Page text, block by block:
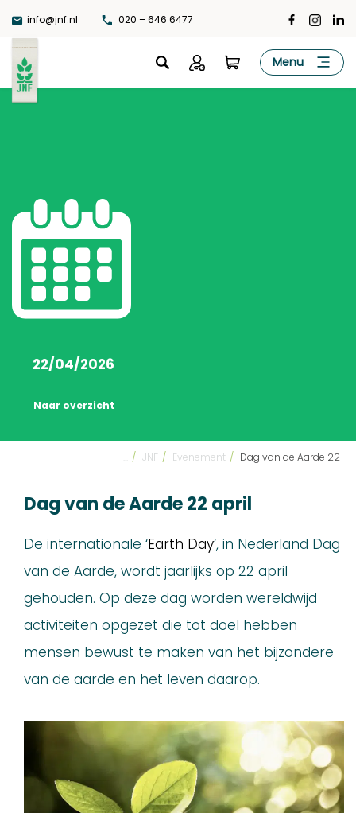
naar
de
inhoud
info@jnf.nl 020 – 646 6477
JNF Menu
22/04/2026
Naar overzicht
/ JNF / Evenement / Dag van de Aarde 22
Dag van de Aarde 22 april
De internationale ‘Earth Day‘, in Nederland Dag
van de Aarde, wordt jaarlijks op 22 april
gehouden. Op deze dag worden wereldwijd
activiteiten opgezet die tot doel hebben
mensen bewust te maken van het bijzondere
van de aarde en het leven daarop.